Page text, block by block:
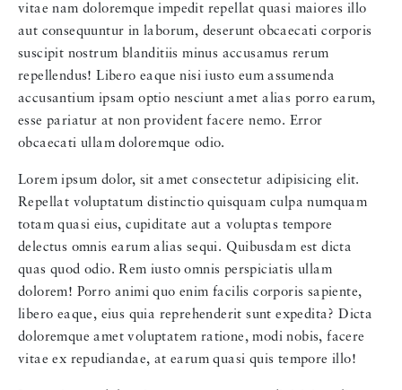
vitae nam doloremque impedit repellat quasi maiores illo
aut consequuntur in laborum, deserunt obcaecati corporis
suscipit nostrum blanditiis minus accusamus rerum
repellendus! Libero eaque nisi iusto eum assumenda
accusantium ipsam optio nesciunt amet alias porro earum,
esse pariatur at non provident facere nemo. Error
obcaecati ullam doloremque odio.
Lorem ipsum dolor, sit amet consectetur adipisicing elit.
Repellat voluptatum distinctio quisquam culpa numquam
totam quasi eius, cupiditate aut a voluptas tempore
delectus omnis earum alias sequi. Quibusdam est dicta
quas quod odio. Rem iusto omnis perspiciatis ullam
dolorem! Porro animi quo enim facilis corporis sapiente,
libero eaque, eius quia reprehenderit sunt expedita? Dicta
doloremque amet voluptatem ratione, modi nobis, facere
vitae ex repudiandae, at earum quasi quis tempore illo!